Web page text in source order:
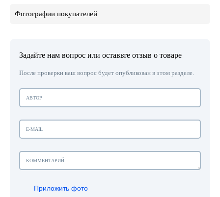
Фотографии покупателей
Задайте нам вопрос или оставьте отзыв о товаре
После проверки ваш вопрос будет опубликован в этом разделе.
Приложить фото